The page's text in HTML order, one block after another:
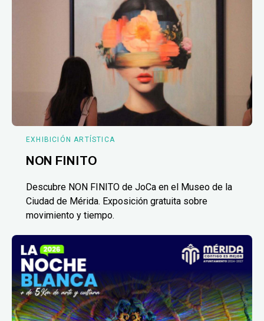
EXHIBICIÓN ARTÍSTICA
NON FINITO
Descubre NON FINITO de JoCa en el Museo de la
Ciudad de Mérida. Exposición gratuita sobre
movimiento y tiempo.